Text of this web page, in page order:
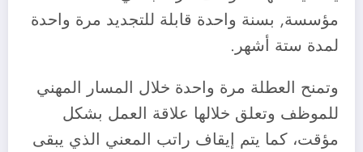
مؤسسة, بسنة واحدة قابلة للتجديد مرة واحدة
لمدة ستة أشهر.
وتمنح العطلة مرة واحدة خلال المسار المهني
للموظف وتعلق خلالها علاقة العمل بشكل
مؤقت، كما يتم إيقاف راتب المعني الذي يبقى